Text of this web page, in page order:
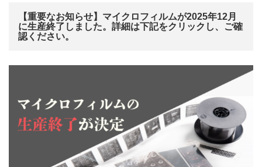
【重要なお知らせ】マイクロフィルムが2025年12月
に生産終了しました。詳細は下記をクリックし、ご確
認ください。